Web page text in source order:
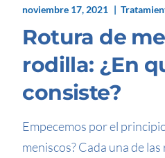
noviembre 17, 2021
Rotura de
rodilla: ¿En
consiste?
Empecemos por el
meniscos? Cada una de